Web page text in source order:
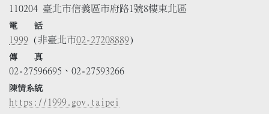
110204 臺北市信義區市府路1號8樓東北區
電 話
1999 (非臺北市02-27208889)
傳 真
02-27596695、02-27593266
陳情系統
https://1999.gov.taipei